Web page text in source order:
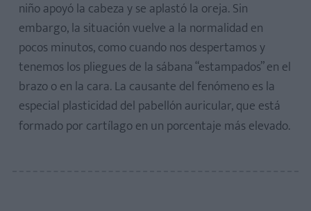
niño apoyó la cabeza y se aplastó la oreja. Sin
embargo, la situación vuelve a la normalidad en
pocos minutos, como cuando nos despertamos y
tenemos los pliegues de la sábana “estampados” en el
brazo o en la cara. La causante del fenómeno es la
especial plasticidad del pabellón auricular, que está
formado por cartílago en un porcentaje más elevado.